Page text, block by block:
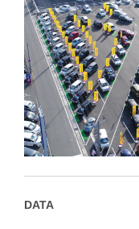
DATA